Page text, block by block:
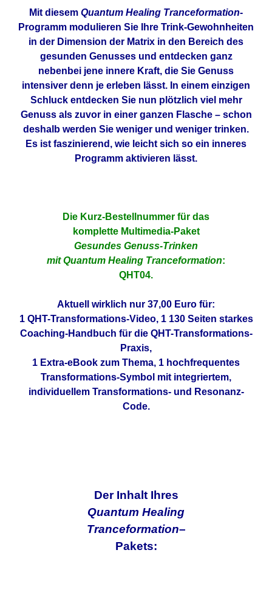
Mit diesem Quantum Healing Tranceformation-
Programm modulieren Sie Ihre Trink-Gewohnheiten
in der Dimension der Matrix in den Bereich des
gesunden Genusses und entdecken ganz
nebenbei jene innere Kraft, die Sie Genuss
intensiver denn je erleben lässt. In einem einzigen
Schluck entdecken Sie nun plötzlich viel mehr
Genuss als zuvor in einer ganzen Flasche – schon
deshalb werden Sie weniger und weniger trinken.
Es ist faszinierend, wie leicht sich so ein inneres
Programm aktivieren lässt.
Die Kurz-Bestellnummer für das
komplette Multimedia-Paket
Gesundes Genuss-Trinken
mit Quantum Healing Tranceformation:
QHT04.
Aktuell wirklich nur 37,00 Euro für:
1 QHT-Transformations-Video, 1 130 Seiten starkes
Coaching-Handbuch für die QHT-Transformations-
Praxis,
1 Extra-eBook zum Thema, 1 hochfrequentes
Transformations-Symbol mit integriertem,
individuellem Transformations- und Resonanz-
Code.
Der Inhalt Ihres
Quantum Healing
Tranceformation–
Pakets: